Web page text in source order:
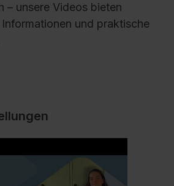
– unsere Videos bieten
und praktische